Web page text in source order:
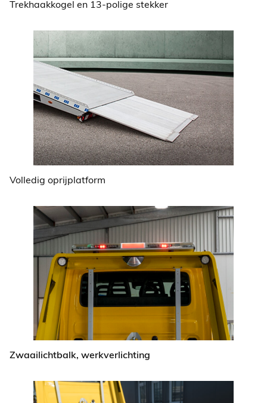
Trekhaakkogel en 13-polige stekker
Volledig oprijplatform
Zwaailichtbalk, werkverlichting